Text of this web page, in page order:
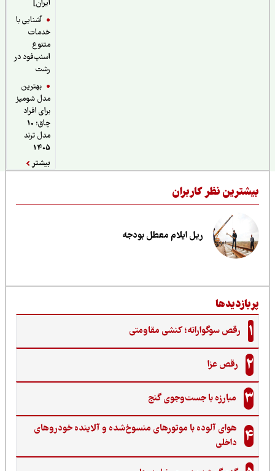
آشنایی با
خدمات
اسنپ‌فود در
بهترین
مدل شومیز
برای افراد
چاق؛ 10
مدل ترند
نظر کاربران
ریل ایلام معطل بودجه
رقص سوگوارانه؛ کنشی مقاومتی
رقص عزا
مبارزه با جست‌وجوی گنج‌
هوای آلوده با موتورهای منسوخ‌شده و آلاینده خودروهای
داخلی